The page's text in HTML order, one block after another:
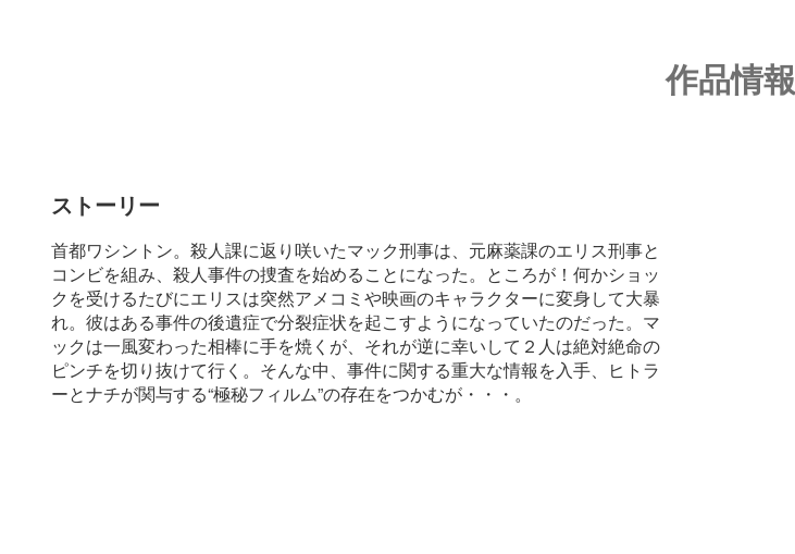
作品情報
ストーリー
首都ワシントン。殺人課に返り咲いたマック刑事は、元麻薬課のエリス刑事と
コンビを組み、殺人事件の捜査を始めることになった。ところが！何かショッ
クを受けるたびにエリスは突然アメコミや映画のキャラクターに変身して大暴
れ。彼はある事件の後遺症で分裂症状を起こすようになっていたのだった。マ
ックは一風変わった相棒に手を焼くが、それが逆に幸いして２人は絶対絶命の
ピンチを切り抜けて行く。そんな中、事件に関する重大な情報を入手、ヒトラ
ーとナチが関与する“極秘フィルム”の存在をつかむが・・・。